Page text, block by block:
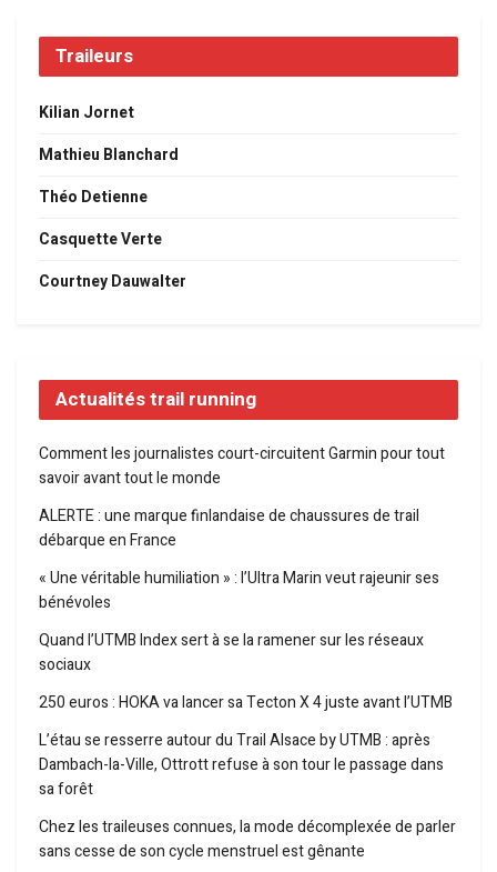
Traileurs
Kilian Jornet
Mathieu Blanchard
Théo Detienne
Casquette Verte
Courtney Dauwalter
Actualités trail running
Comment les journalistes court-circuitent Garmin pour tout
savoir avant tout le monde
ALERTE : une marque finlandaise de chaussures de trail
débarque en France
« Une véritable humiliation » : l’Ultra Marin veut rajeunir ses
bénévoles
Quand l’UTMB Index sert à se la ramener sur les réseaux
sociaux
250 euros : HOKA va lancer sa Tecton X 4 juste avant l’UTMB
L’étau se resserre autour du Trail Alsace by UTMB : après
Dambach-la-Ville, Ottrott refuse à son tour le passage dans
sa forêt
Chez les traileuses connues, la mode décomplexée de parler
sans cesse de son cycle menstruel est gênante